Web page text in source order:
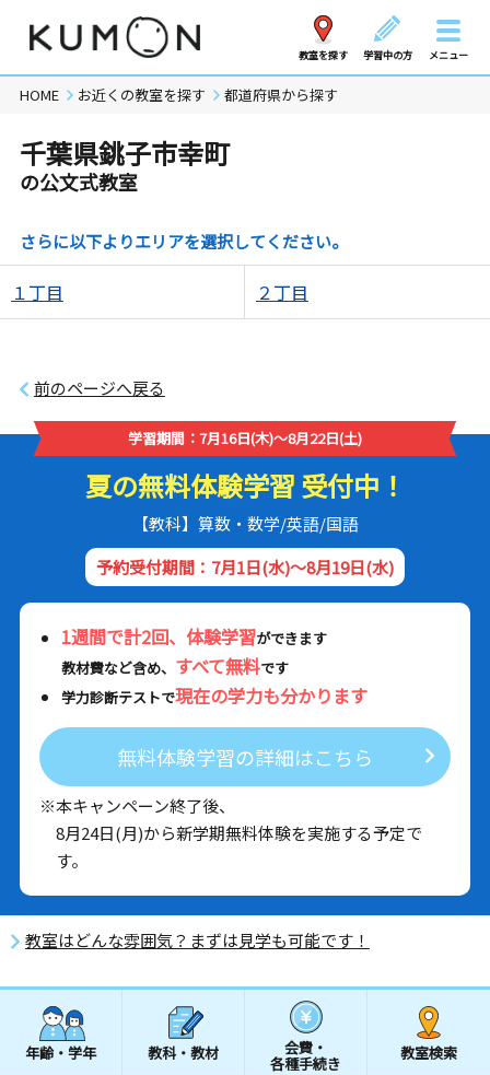
教室を探す 学習中の方 メニュー
HOME お近くの教室を探す 都道府県から探す
千葉県銚子市幸町
の公文式教室
さらに以下よりエリアを選択してください。
１丁目 ２丁目
前のページへ戻る
学習期間：7月16日(木)～8月22日(土)
夏の無料体験学習 受付中！
【教科】算数・数学/英語/国語
予約受付期間：7月1日(水)～8月19日(水)
1週間で計2回、体験学習ができます
教材費など含め、 すべて無料です
学力診断テストで現在の学力も分かります
無料体験学習の詳細はこちら
※本キャンペーン終了後、
8月24日(月)から新学期無料体験を実施する予定で
す。
教室はどんな雰囲気？まずは見学も可能です！
年齢・学年 教科・教材 会費・
各種手続き
教室検索